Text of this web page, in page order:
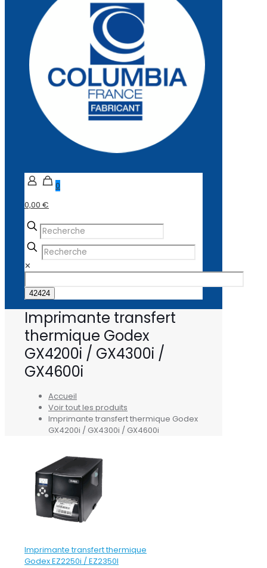
0
0,00 €
✕
Imprimante transfert
thermique Godex
GX4200i / GX4300i /
GX4600i
Accueil
Voir tout les produits
Imprimante transfert thermique Godex
GX4200i / GX4300i / GX4600i
Imprimante transfert thermique
Godex EZ2250i / EZ2350I